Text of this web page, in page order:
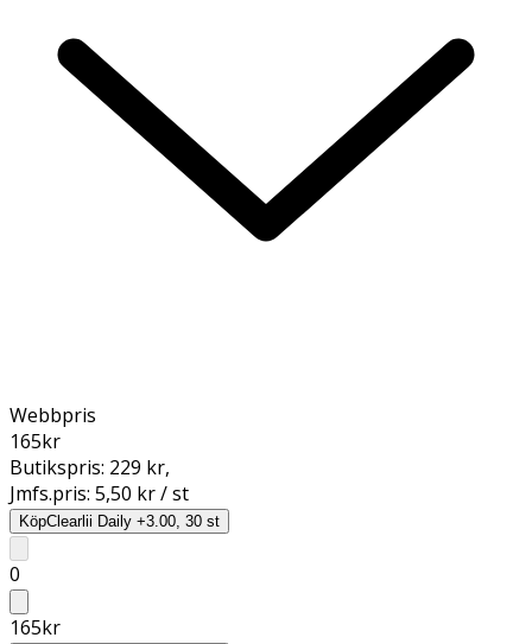
Webbpris
165kr
Butikspris: 229 kr,
Jmfs.pris: 5,50 kr / st
KöpClearlii Daily +3.00, 30 st
0
165kr